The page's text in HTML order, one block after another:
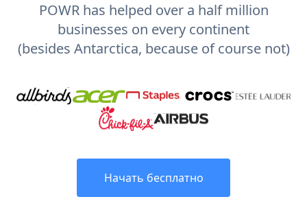
POWR has helped over a half million
businesses on every continent
(besides Antarctica, because of course not)
Начать бесплатно